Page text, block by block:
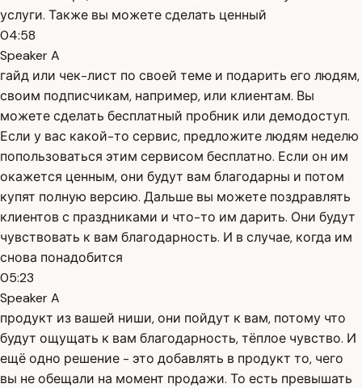
услуги. Также вы можете сделать ценный
04:58
Speaker A
гайд или чек-лист по своей теме и подарить его людям,
своим подписчикам, например, или клиентам. Вы
можете сделать бесплатный пробник или демодоступ.
Если у вас какой-то сервис, предложите людям неделю
попользоваться этим сервисом бесплатно. Если он им
окажется ценным, они будут вам благодарны и потом
купят полную версию. Дальше вы можете поздравлять
клиентов с праздниками и что-то им дарить. Они будут
чувствовать к вам благодарность. И в случае, когда им
снова понадобится
05:23
Speaker A
продукт из вашей ниши, они пойдут к вам, потому что
будут ощущать к вам благодарность, тёплое чувство. И
ещё одно решение - это добавлять в продукт то, чего
вы не обещали на момент продажи. То есть превышать